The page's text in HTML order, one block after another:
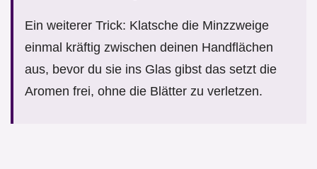
Ein weiterer Trick: Klatsche die Minzzweige
einmal kräftig zwischen deinen Handflächen
aus, bevor du sie ins Glas gibst das setzt die
Aromen frei, ohne die Blätter zu verletzen.